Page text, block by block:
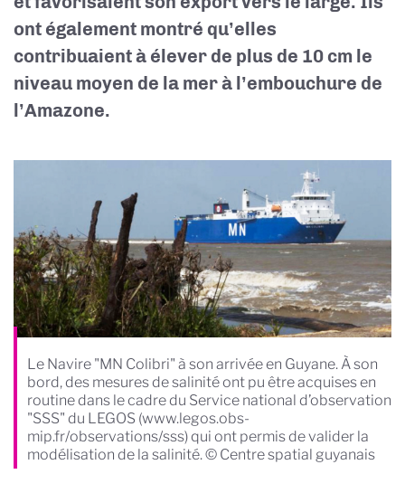
ont également montré qu’elles
contribuaient à élever de plus de 10 cm le
niveau moyen de la mer à l’embouchure de
l’Amazone.
Le Navire "MN Colibri" à son arrivée en Guyane. À son
bord, des mesures de salinité ont pu être acquises en
routine dans le cadre du Service national d’observation
"SSS" du LEGOS (www.legos.obs-
mip.fr/observations/sss) qui ont permis de valider la
modélisation de la salinité. © Centre spatial guyanais